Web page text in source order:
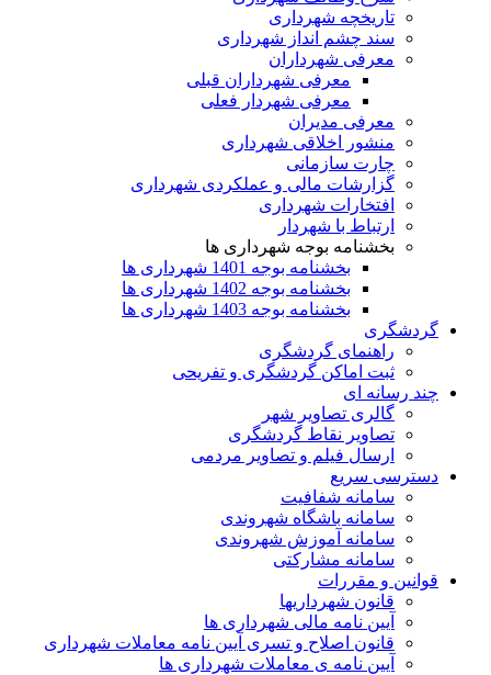
تاریخچه شهرداری
سند چشم انداز شهرداری
معرفی شهرداران
معرفی شهرداران قبلی
معرفی شهردار فعلی
معرفی مدیران
منشور اخلاقی شهرداری
چارت سازمانی
گزارشات مالی و عملکردی شهرداری
افتخارات شهرداری
ارتباط با شهردار
بخشنامه بوجه شهرداری ها
بخشنامه بوجه 1401 شهرداری ها
بخشنامه بوجه 1402 شهرداری ها
بخشنامه بوجه 1403 شهرداری ها
گردشگری
راهنمای گردشگری
ثبت اماکن گردشگری و تفریحی
چند رسانه ای
گالری تصاویر شهر
تصاویر نقاط گردشگری
ارسال فیلم و تصاویر مردمی
دسترسی سریع
سامانه شفافیت
سامانه باشگاه شهروندی
سامانه آموزش شهروندی
سامانه مشارکتی
قوانین و مقررات
قانون شهرداریها
آیین نامه مالی شهرداری ها
قانون اصلاح و تسری آیین نامه معاملات شهرداری
آیین نامه ی معاملات شهرداری ها